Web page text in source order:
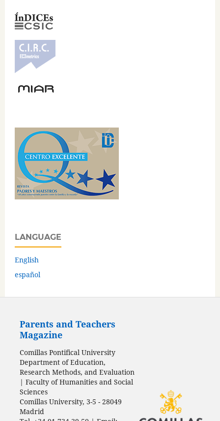
LANGUAGE
English
español
Parents and Teachers
Magazine
Comillas Pontifical University
Department of Education,
Research Methods, and Evaluation
| Faculty of Humanities and Social
Sciences
Comillas University, 3-5 - 28049
Madrid